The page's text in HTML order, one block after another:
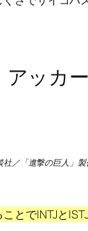
アッカ
／「進撃の巨人」
とでINTJと